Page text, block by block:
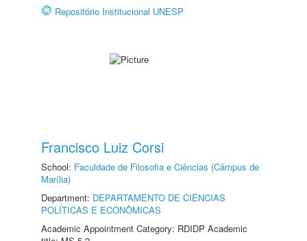
Repositório Institucional UNESP
Francisco Luiz Corsi
School: Faculdade de Filosofia e Ciências (Câmpus de
Marília)
Department: DEPARTAMENTO DE CIÊNCIAS
POLÍTICAS E ECONÔMICAS
Academic Appointment Category: RDIDP Academic